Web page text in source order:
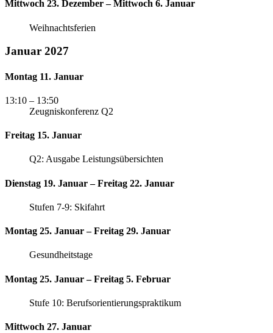
Mittwoch 23. Dezember – Mittwoch 6. Januar
Weihnachtsferien
Januar 2027
Montag 11. Januar
13:10 – 13:50
Zeugniskonferenz Q2
Freitag 15. Januar
Q2: Ausgabe Leistungsübersichten
Dienstag 19. Januar – Freitag 22. Januar
Stufen 7-9: Skifahrt
Montag 25. Januar – Freitag 29. Januar
Gesundheitstage
Montag 25. Januar – Freitag 5. Februar
Stufe 10: Berufsorientierungspraktikum
Mittwoch 27. Januar